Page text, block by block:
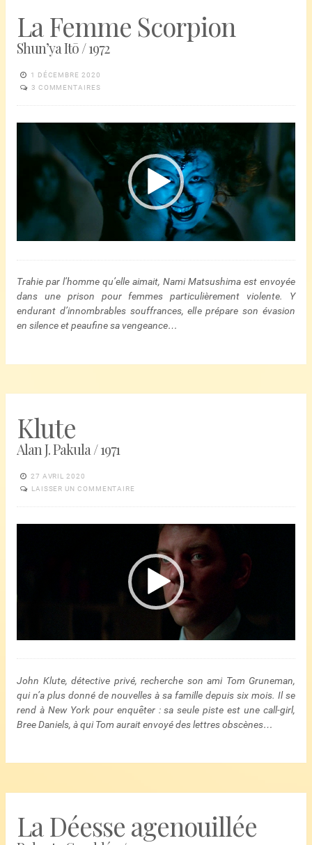
La Femme Scorpion
Shun’ya Itō / 1972
1 DÉCEMBRE 2020
3 COMMENTAIRES
Lecteur
Trahie par l’homme qu’elle aimait, Nami Matsushima est envoyée
dans une prison pour femmes particulièrement violente. Y
endurant d’innombrables souffrances, elle prépare son évasion
en silence et peaufine sa vengeance…
Klute
Alan J. Pakula / 1971
27 AVRIL 2020
LAISSER UN COMMENTAIRE
John Klute, détective privé, recherche son ami Tom Gruneman,
qui n’a plus donné de nouvelles à sa famille depuis six mois. Il se
rend à New York pour enquêter : sa seule piste est une call-girl,
Bree Daniels, à qui Tom aurait envoyé des lettres obscènes…
La Déesse agenouillée